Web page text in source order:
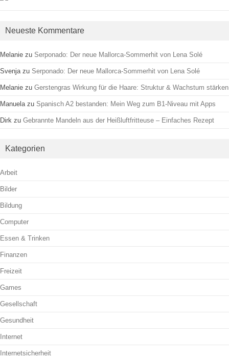
Neueste Kommentare
Melanie zu Serponado: Der neue Mallorca-Sommerhit von Lena Solé
Svenjazu Serponado: Der neue Mallorca-Sommerhit von Lena Solé
Melanie zu Gerstengras Wirkung für die Haare: Struktur & Wachstum stärken
Manuelazu Spanisch A2 bestanden: Mein Weg zum B1-Niveau mit Apps
Dirk zu Gebrannte Mandeln aus der Heißluftfritteuse – Einfaches Rezept
Kategorien
Arbeit
Bilder
Bildung
Computer
Essen & Trinken
Finanzen
Freizeit
Games
Gesellschaft
Gesundheit
Internet
Internetsicherheit